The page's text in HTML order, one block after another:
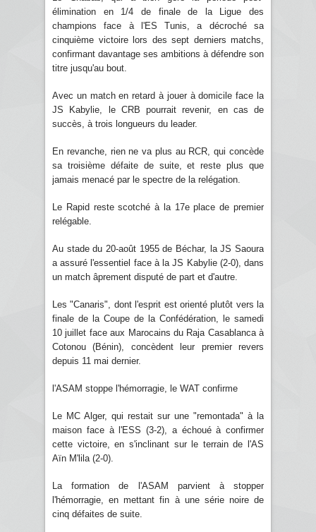
élimination en 1/4 de finale de la Ligue des
champions face à l'ES Tunis, a décroché sa
cinquième victoire lors des sept derniers matchs,
confirmant davantage ses ambitions à défendre son
titre jusqu'au bout.
Avec un match en retard à jouer à domicile face la
JS Kabylie, le CRB pourrait revenir, en cas de
succès, à trois longueurs du leader.
En revanche, rien ne va plus au RCR, qui concède
sa troisième défaite de suite, et reste plus que
jamais menacé par le spectre de la relégation.
Le Rapid reste scotché à la 17e place de premier
relégable.
Au stade du 20-août 1955 de Béchar, la JS Saoura
a assuré l'essentiel face à la JS Kabylie (2-0), dans
un match âprement disputé de part et d'autre.
Les "Canaris", dont l'esprit est orienté plutôt vers la
finale de la Coupe de la Confédération, le samedi
10 juillet face aux Marocains du Raja Casablanca à
Cotonou (Bénin), concèdent leur premier revers
depuis 11 mai dernier.
l'ASAM stoppe l'hémorragie, le WAT confirme
Le MC Alger, qui restait sur une "remontada" à la
maison face à l'ESS (3-2), a échoué à confirmer
cette victoire, en s'inclinant sur le terrain de l'AS
Aïn M'lila (2-0).
La formation de l'ASAM parvient à stopper
l'hémorragie, en mettant fin à une série noire de
cinq défaites de suite.